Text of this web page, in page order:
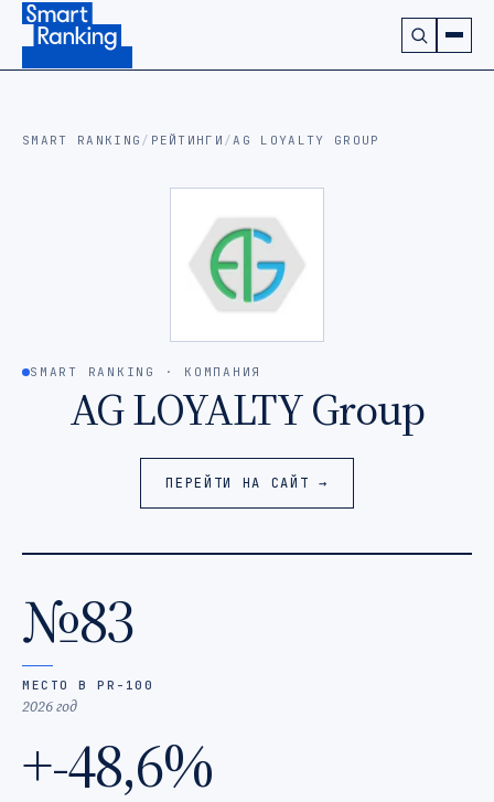
Подписаться на наш канал в Telegram (откроется в
SMART RANKING / РЕЙТИНГИ /AG LOYALTY GROUP
SMART RANKING · КОМПАНИЯ
AG LOYALTY Group
ПЕРЕЙТИ НА САЙТ →
№83
МЕСТО В PR-100
2026 год
+-48,6%